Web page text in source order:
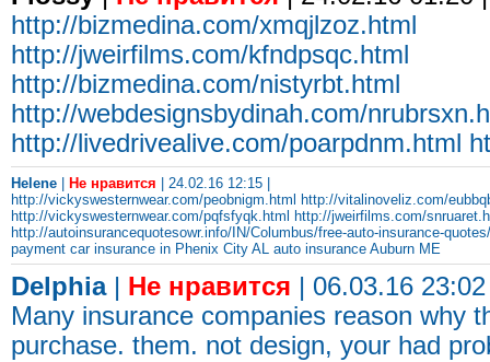
http://bizmedina.com/xmqjlzoz.html
http://jweirfilms.com/kfndpsqc.html
http://bizmedina.com/nistyrbt.html
http://webdesignsbydinah.com/
http://livedrivealive.com/poarpdnm.html
Helene | Не нравится | 24.02.16 12:15 |
http://vickyswesternwear.com/peobnigm.html http://vitalinoveliz.com/
http://vickyswesternwear.com/pqfsfyqk.html http://jweirfilms.com/
http://autoinsurancequotesowr.info/IN/Columbus/free-auto-insurance-quotes/
payment car insurance in Phenix City AL auto insurance Auburn ME
Delphia| Не нравится | 06.03.16
Many insurance companies reason why
purchase. them. not design, your had